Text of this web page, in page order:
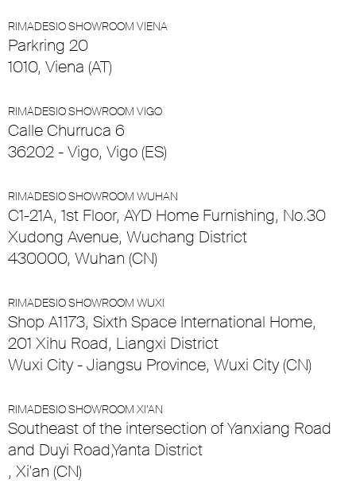
RIMADESIO SHOWROOM VIENA
Parkring 20
1010, Viena (AT)
RIMADESIO SHOWROOM VIGO
Calle Churruca 6
36202 - Vigo, Vigo (ES)
RIMADESIO SHOWROOM WUHAN
C1-21A, 1st Floor, AYD Home Furnishing, No.30
Xudong Avenue, Wuchang District
430000, Wuhan (CN)
RIMADESIO SHOWROOM WUXI
Shop A1173, Sixth Space International Home,
201 Xihu Road, Liangxi District
Wuxi City - Jiangsu Province, Wuxi City (CN)
RIMADESIO SHOWROOM XI’AN
Southeast of the intersection of Yanxiang Road
and Duyi Road,Yanta District
, Xi'an (CN)